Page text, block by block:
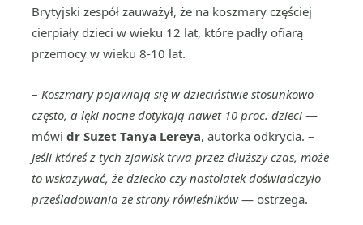
Brytyjski zespół zauważył, że na koszmary częściej
cierpiały dzieci w wieku 12 lat, które padły ofiarą
przemocy w wieku 8-10 lat.
– Koszmary pojawiają się w dzieciństwie stosunkowo
często, a lęki nocne dotykają nawet 10 proc. dzieci —
mówi dr Suzet Tanya Lereya, autorka odkrycia. –
Jeśli któreś z tych zjawisk trwa przez dłuższy czas, może
to wskazywać, że dziecko czy nastolatek doświadczyło
prześladowania ze strony rówieśników— ostrzega.